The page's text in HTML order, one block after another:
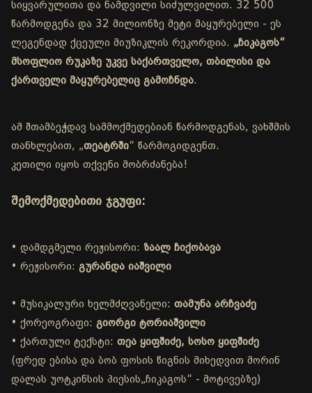
სიყვარულითა და ნამდვილი სიძულვილით. 32 500
წარმოდგენა და 32 მილიონზე მეტი მაყურებელი - ეს
ლეგენდად ქცეული მიუზიკლის რეკორდია. „ჩიკაგოს“
მსოფლიო რუკაზე უკვე საქართველო, თბილისი და
ქართველი მაყურებელიც გამოჩნდა.
ამ შთამბეჭდავ სამმოქმედებიან წარმოდგენას, ვახშმის
თანხლებით, „თეატრში“ წარმოგიდგენთ.
კეთილი იყოს თქვენი მობრძანება!
შემოქმედებითი ჯგუფი:
• დამდგმელი რეჟისორი: ზაალ ჩიქობავა
• რეჟისორი: გურანდა იაშვილი
• მუსიკალური ხელმძღვანელი: თამუნა არჩვაძე
• ქორეოგრაფი: გიორგი ტორიაშვილი
• ქართული ტექსტი: თეა ყიფშიძე, სოსო ყიფშიძე
(ფრედ ებისა და ბობ ფოსის წიგნის მიხედვით მორინ
დალას უოტკინსის პიესის„ჩიკაგოს“ - მოტივებზე)